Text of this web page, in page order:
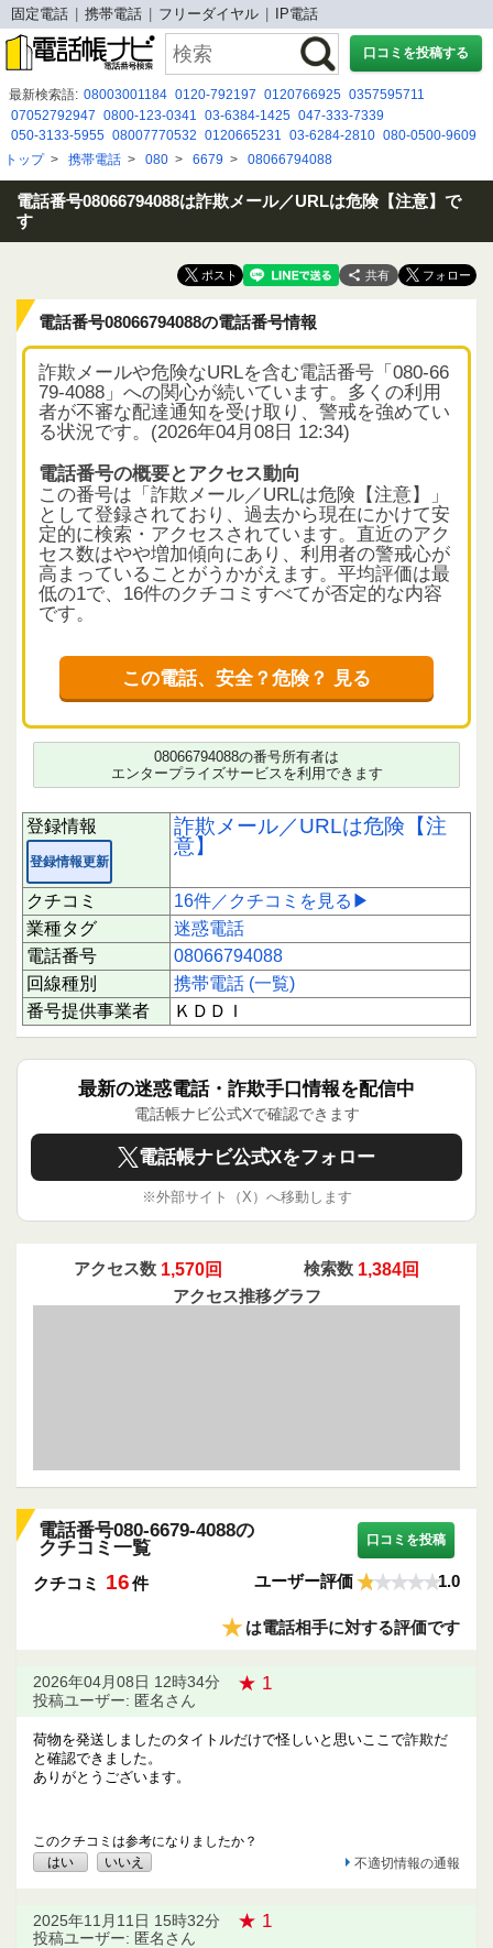
固定電話 携帯電話 フリーダイヤル IP電話
口コミを投稿する
最新検索語: 08003001184 0120-792197 0120766925 0357595711
07052792947 0800-123-0341 03-6384-1425 047-333-7339
050-3133-5955 08007770532 0120665231 03-6284-2810 080-0500-9609
０８０２０５９１２５９ 080-3953-3837 080-0888-0649
0343765736 0120537356 0350505996 08080884329
０６７１７８２５４０ 08020591277 0677776794 080-8047-9251
トップ> 携帯電話 > 080 > 6679 > 08066794088
電話番号08066794088は詐欺メール／URLは危険【注意】で
す
共有
電話番号08066794088の電話番号情報
詐欺メールや危険なURLを含む電話番号「080-66
79-4088」への関心が続いています。多くの利用
者が不審な配達通知を受け取り、警戒を強めてい
る状況です。(2026年04月08日 12:34)
電話番号の概要とアクセス動向
この番号は「詐欺メール／URLは危険【注意】」
として登録されており、過去から現在にかけて安
定的に検索・アクセスされています。直近のアク
セス数はやや増加傾向にあり、利用者の警戒心が
高まっていることがうかがえます。平均評価は最
低の1で、16件のクチコミすべてが否定的な内容
です。
クチコミから読み解く電話の実態
この番号からの連絡は主に「佐川急便」などを装
った不在通知や再配達案内のSMSで、本文中に不
に荷物の不在連絡票が入っていない、配達予定が
ないのに届くなどの報告が多数寄せられていま
す。URLにアクセスするとセキュリティ警告が出
る場合もあり、悪質な詐称の可能性が高い状況で
す。短時間に偏った評価は見られないため、クチ
コミは参考情報として有用です。
この番号からのSMSや電話は、荷物の配達を装い
リンクをクリックさせようとする手口が中心で
す。実際の配達状況と照らし合わせて不審な点が
あれば、リンクを開かずに無視することが望まし
いでしょう。個人情報や決済情報の入力を求める
場合は特に注意が必要です。応答する際は慎重な
対応を推奨いたします。
下にスクロールすると実際に電話に応答された方
のクチコミを読むことができます。
あなたの1回のクチコミ投稿が、同じような被害
を防ぎ、誰かの安心につながります。ぜひ情報共
有にご協力ください。
この電話、安全？危険？ 見る
08066794088の番号所有者は
エンタープライズサービスを利用できます
登録情報
登録情報更新
詐欺メール／URLは危険【注
意】
クチコミ
16件／クチコミを見る▶
業種タグ
迷惑電話
電話番号
08066794088
回線種別
携帯電話 (一覧)
番号提供事業者
ＫＤＤＩ
最新の迷惑電話・詐欺手口情報を配信中
電話帳ナビ公式Xで確認できます
電話帳ナビ公式Xをフォロー
※外部サイト（X）へ移動します
アクセス数 1,570回 検索数 1,384回
アクセス推移グラフ
電話番号080-6679-4088の
クチコミ一覧
口コミを投稿
クチコミ 16件 ユーザー評価 1.0
★は電話相手に対する評価です
2026年04月08日 12時34分 ★ 1
投稿ユーザー: 匿名さん
荷物を発送しましたのタイトルだけで怪しいと思いここで詐欺だ
と確認できました。
ありがとうございます。
このクチコミは参考になりましたか？
はい
いいえ 不適切情報の通報
2025年11月11日 15時32分 ★ 1
投稿ユーザー: 匿名さん